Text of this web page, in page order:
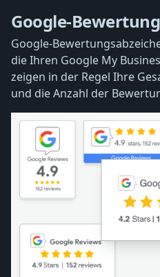
Google-
Google-
die Ihren Google My
zeigen in der Regel Ihre
und die Anzahl der